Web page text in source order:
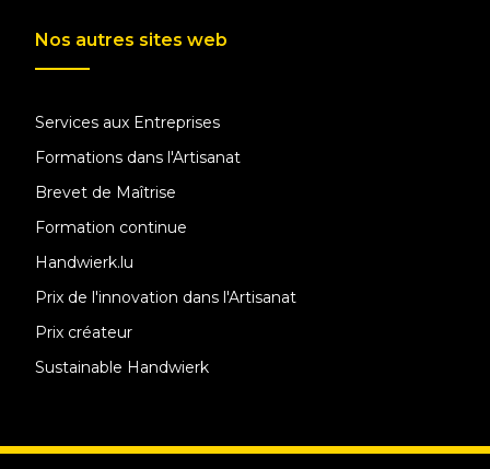
Nos autres sites web
Services aux Entreprises
Formations dans l'Artisanat
Brevet de Maîtrise
Formation continue
Handwierk.lu
Prix de l'innovation dans l'Artisanat
Prix créateur
Sustainable Handwierk